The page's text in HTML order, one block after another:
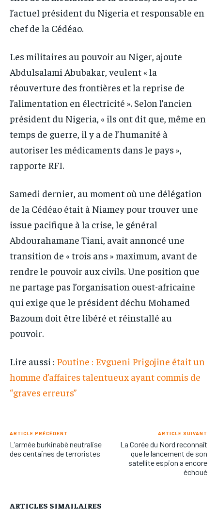
l’actuel président du Nigeria et responsable en
chef de la Cédéao.
Les militaires au pouvoir au Niger, ajoute
Abdulsalami Abubakar, veulent « la
réouverture des frontières et la reprise de
l’alimentation en électricité ». Selon l’ancien
président du Nigeria, « ils ont dit que, même en
temps de guerre, il y a de l’humanité à
autoriser les médicaments dans le pays »,
rapporte RFI.
Samedi dernier, au moment où une délégation
de la Cédéao était à Niamey pour trouver une
issue pacifique à la crise, le général
Abdourahamane Tiani, avait annoncé une
transition de « trois ans » maximum, avant de
rendre le pouvoir aux civils. Une position que
ne partage pas l’organisation ouest-africaine
qui exige que le président déchu Mohamed
Bazoum doit être libéré et réinstallé au
pouvoir.
Lire aussi : Poutine : Evgueni Prigojine était un
homme d’affaires talentueux ayant commis de
“graves erreurs”
ARTICLE PRÉCÉDENT
L’armée burkinabè neutralise
des centaines de terroristes
ARTICLE SUIVANT
La Corée du Nord reconnaît
que le lancement de son
satellite espion a encore
échoué
ARTICLES SIMAILAIRES